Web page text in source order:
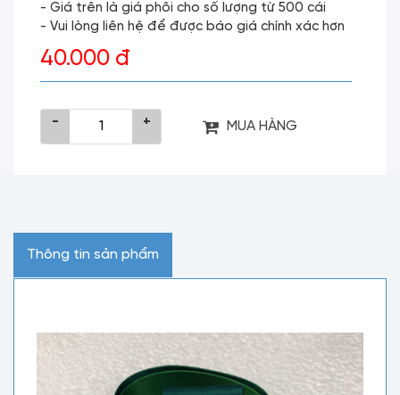
- Giá trên là giá phôi cho số lượng từ 500 cái
- Vui lòng liên hệ để được báo giá chính xác hơn
40.000 đ
- + MUA HÀNG
Thông tin sản phẩm